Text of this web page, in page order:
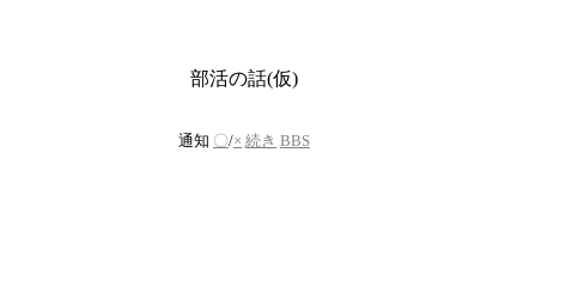
部活の話(仮)
通知 〇/× 続き BBS